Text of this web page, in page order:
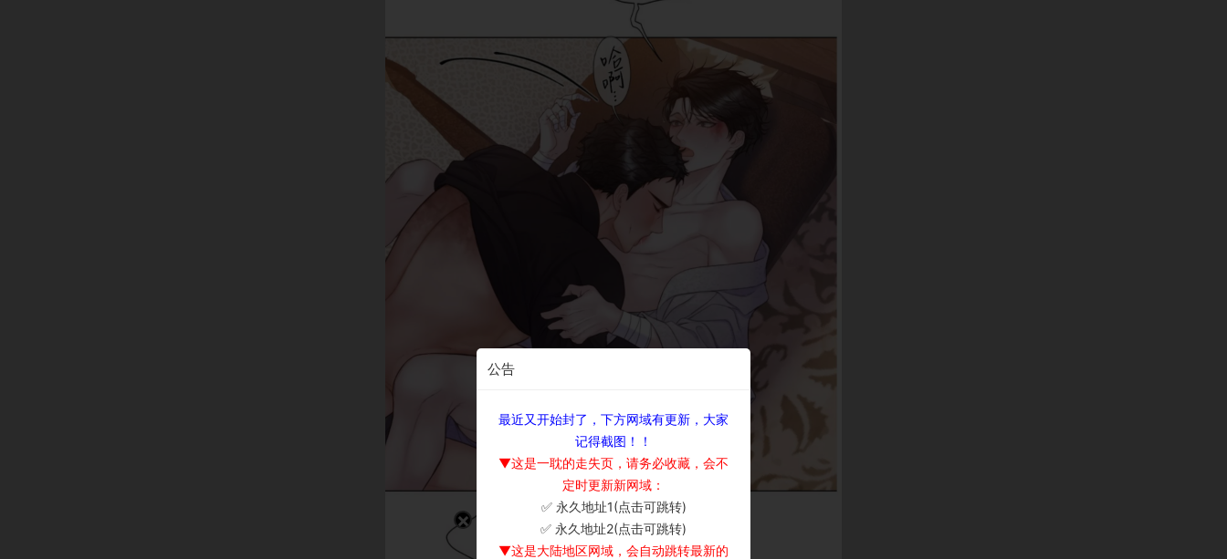
公告
最近又开始封了，下方网域有更新，大家
记得截图！！
▼这是一耽的走失页，请务必收藏，会不
定时更新新网域：
✅ 永久地址1(点击可跳转)
✅ 永久地址2(点击可跳转)
▼这是大陆地区网域，会自动跳转最新的
×